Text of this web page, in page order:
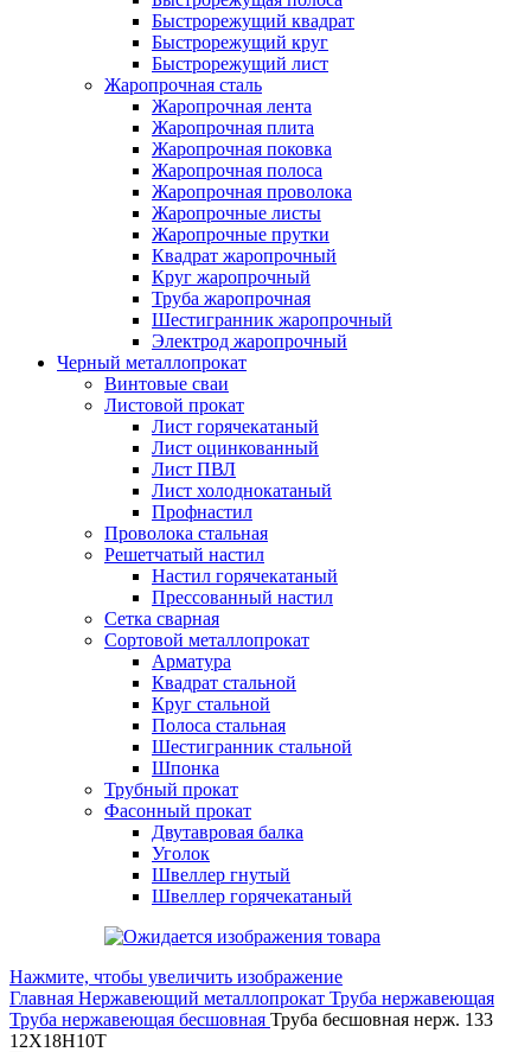
Быстрорежущий квадрат
Быстрорежущий круг
Быстрорежущий лист
Жаропрочная сталь
Жаропрочная лента
Жаропрочная плита
Жаропрочная поковка
Жаропрочная полоса
Жаропрочная проволока
Жаропрочные листы
Жаропрочные прутки
Квадрат жаропрочный
Круг жаропрочный
Труба жаропрочная
Шестигранник жаропрочный
Электрод жаропрочный
Черный металлопрокат
Винтовые сваи
Листовой прокат
Лист горячекатаный
Лист оцинкованный
Лист ПВЛ
Лист холоднокатаный
Профнастил
Проволока стальная
Решетчатый настил
Настил горячекатаный
Прессованный настил
Сетка сварная
Сортовой металлопрокат
Арматура
Квадрат стальной
Круг стальной
Полоса стальная
Шестигранник стальной
Шпонка
Трубный прокат
Фасонный прокат
Двутавровая балка
Уголок
Швеллер гнутый
Швеллер горячекатаный
Нажмите, чтобы увеличить изображение
Главная Нержавеющий металлопрокат Труба нержавеющая
Труба нержавеющая бесшовная Труба бесшовная нерж. 133
12Х18Н10Т